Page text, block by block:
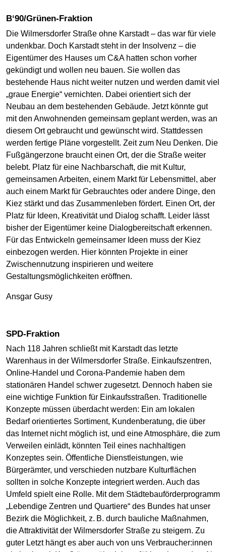
B‘90/Grünen-Fraktion
Die Wilmersdorfer Straße ohne Karstadt – das war für viele
undenkbar. Doch Karstadt steht in der Insolvenz – die
Eigentümer des Hauses um C&A hatten schon vorher
gekündigt und wollen neu bauen. Sie wollen das
bestehende Haus nicht weiter nutzen und werden damit viel
„graue Energie“ vernichten. Dabei orientiert sich der
Neubau an dem bestehenden Gebäude. Jetzt könnte gut
mit den Anwohnenden gemeinsam geplant werden, was an
diesem Ort gebraucht und gewünscht wird. Stattdessen
werden fertige Pläne vorgestellt. Zeit zum Neu Denken. Die
Fußgängerzone braucht einen Ort, der die Straße weiter
belebt. Platz für eine Nachbarschaft, die mit Kultur,
gemeinsamen Arbeiten, einem Markt für Lebensmittel, aber
auch einem Markt für Gebrauchtes oder andere Dinge, den
Kiez stärkt und das Zusammenleben fördert. Einen Ort, der
Platz für Ideen, Kreativität und Dialog schafft. Leider lässt
bisher der Eigentümer keine Dialogbereitschaft erkennen.
Für das Entwickeln gemeinsamer Ideen muss der Kiez
einbezogen werden. Hier könnten Projekte in einer
Zwischennutzung inspirieren und weitere
Gestaltungsmöglichkeiten eröffnen.
Ansgar Gusy
SPD-Fraktion
Nach 118 Jahren schließt mit Karstadt das letzte
Warenhaus in der Wilmersdorfer Straße. Einkaufszentren,
Online-Handel und Corona-Pandemie haben dem
stationären Handel schwer zugesetzt. Dennoch haben sie
eine wichtige Funktion für Einkaufsstraßen. Traditionelle
Konzepte müssen überdacht werden: Ein am lokalen
Bedarf orientiertes Sortiment, Kundenberatung, die über
das Internet nicht möglich ist, und eine Atmosphäre, die zum
Verweilen einlädt, könnten Teil eines nachhaltigen
Konzeptes sein. Öffentliche Dienstleistungen, wie
Bürgerämter, und verschieden nutzbare Kulturflächen
sollten in solche Konzepte integriert werden. Auch das
Umfeld spielt eine Rolle. Mit dem Städtebauförderprogramm
„Lebendige Zentren und Quartiere“ des Bundes hat unser
Bezirk die Möglichkeit, z. B. durch bauliche Maßnahmen,
die Attraktivität der Wilmersdorfer Straße zu steigern. Zu
guter Letzt hängt es aber auch von uns Verbraucher:innen